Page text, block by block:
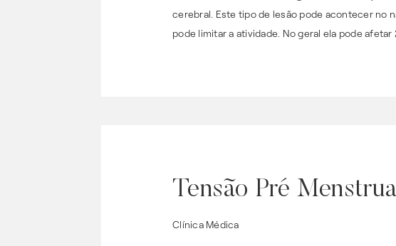
cerebral. Este tipo de lesão pode acontecer no
pode limitar a atividade. No geral ela pode
Tensão Pré
Clínica Médica